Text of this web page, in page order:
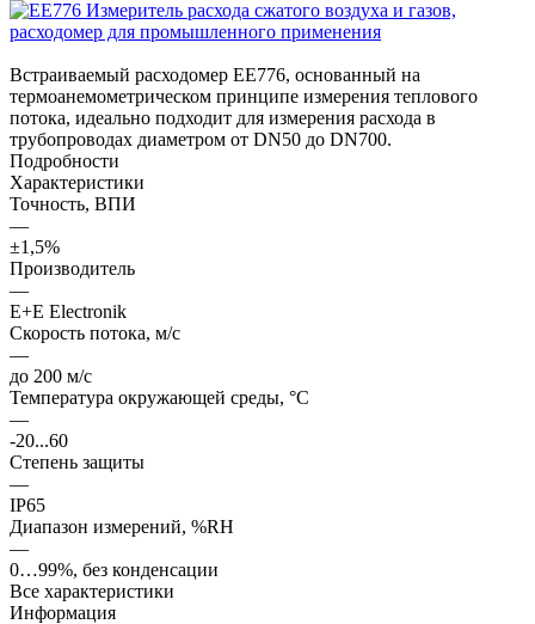
Встраиваемый расходомер EE776, основанный на
термоанемометрическом принципе измерения теплового
потока, идеально подходит для измерения расхода в
трубопроводах диаметром от DN50 до DN700.
Подробности
Характеристики
Точность, ВПИ
—
±1,5%
Производитель
—
E+E Electronik
Cкорость потока, м/c
—
до 200 м/с
Температура окружающей среды, °С
—
-20...60
Степень защиты
—
IP65
Диапазон измерений, %RH
—
0…99%, без конденсации
Все характеристики
Информация